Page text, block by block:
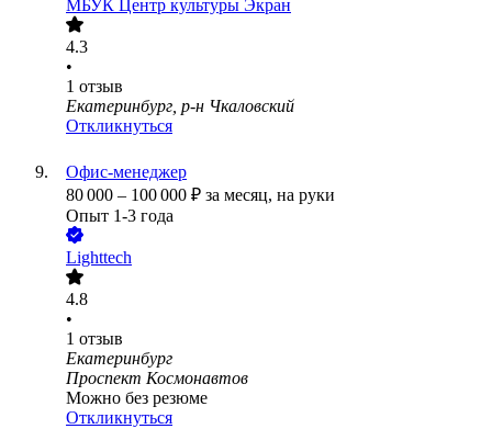
МБУК Центр культуры Экран
4.3
•
1 отзыв
Екатеринбург, р-н Чкаловский
Откликнуться
Офис-менеджер
80 000 – 100 000 ₽ за месяц, на руки
Опыт 1-3 года
Lighttech
4.8
•
1 отзыв
Екатеринбург
Проспект Космонавтов
Можно без резюме
Откликнуться